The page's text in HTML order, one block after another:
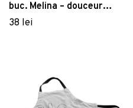
buc. Melina – douceur
d'intérieur
38 lei